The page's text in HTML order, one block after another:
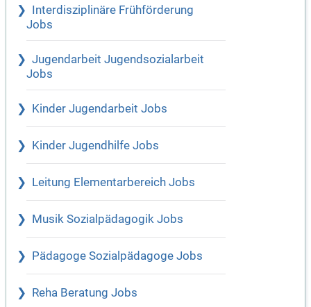
Interdisziplinäre Frühförderung
Jobs
Jugendarbeit Jugendsozialarbeit
Jobs
Kinder Jugendarbeit Jobs
Kinder Jugendhilfe Jobs
Leitung Elementarbereich Jobs
Musik Sozialpädagogik Jobs
Pädagoge Sozialpädagoge Jobs
Reha Beratung Jobs